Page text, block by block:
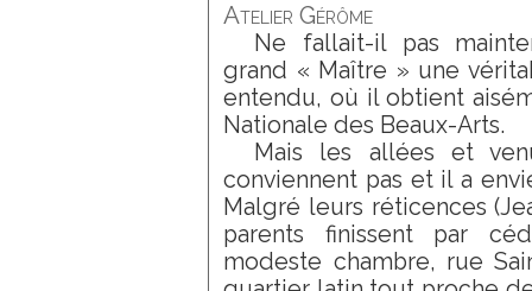
Atelier Gérôme
Ne fallait-il pas
grand « Maître » une
entendu, où il obtient
Nationale des Beaux-Arts.
Mais les allées et
conviennent pas et il a
Malgré leurs réticences
parents finissent par
modeste chambre, rue